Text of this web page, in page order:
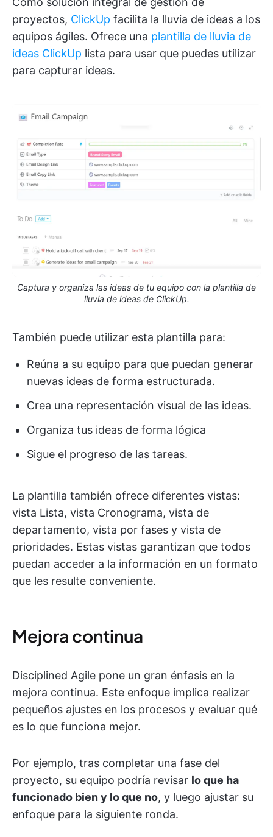
proyectos, ClickUp facilita la lluvia de ideas a los
equipos ágiles. Ofrece una plantilla de lluvia de
ideas ClickUp lista para usar que puedes utilizar
para capturar ideas.
Captura y organiza las ideas de tu equipo con la plantilla de
lluvia de ideas de ClickUp.
También puede utilizar esta plantilla para:
Reúna a su equipo para que puedan generar
nuevas ideas de forma estructurada.
Crea una representación visual de las ideas.
Organiza tus ideas de forma lógica
Sigue el progreso de las tareas.
La plantilla también ofrece diferentes vistas:
vista Lista, vista Cronograma, vista de
departamento, vista por fases y vista de
prioridades. Estas vistas garantizan que todos
puedan acceder a la información en un formato
que les resulte conveniente.
Mejora continua
Disciplined Agile pone un gran énfasis en la
mejora continua. Este enfoque implica realizar
pequeños ajustes en los procesos y evaluar qué
es lo que funciona mejor.
Por ejemplo, tras completar una fase del
proyecto, su equipo podría revisar lo que ha
funcionado bien y lo que no, y luego ajustar su
enfoque para la siguiente ronda.